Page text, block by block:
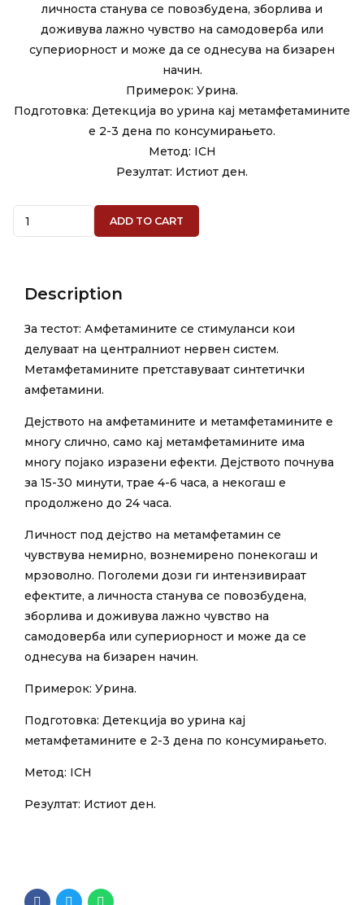
личноста станува се повозбудена, зборлива и
доживува лажно чувство на самодоверба или
супериорност и може да се однесува на бизарен
начин.
Примерок: Урина.
Подготовка: Детекција во урина кај метамфетамините
е 2-3 дена по консумирањето.
Метод: ICH
Резултат: Истиот ден.
Quantity ADD TO CART
Description
За тестот: Амфетамините се стимуланси кои
делуваат на централниот нервен систем.
Метамфетамините претставуваат синтетички
амфетамини.
Дејството на амфетамините и метамфетамините е
многу слично, само кај метамфетамините има
многу појако изразени ефекти. Дејството почнува
за 15-30 минути, трае 4-6 часа, а некогаш е
продолжено до 24 часа.
Личност под дејство на метамфетамин се
чувствува немирно, вознемирено понекогаш и
мрзоволно. Поголеми дози ги интензивираат
ефектите, а личноста станува се повозбудена,
зборлива и доживува лажно чувство на
самодоверба или супериорност и може да се
однесува на бизарен начин.
Примерок: Урина.
Подготовка: Детекција во урина кај
метамфетамините е 2-3 дена по консумирањето.
Метод: ICH
Резултат: Истиот ден.